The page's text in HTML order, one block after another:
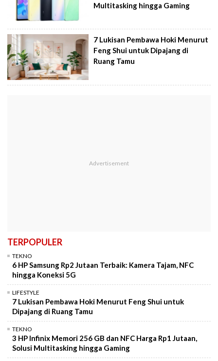
Multitasking hingga Gaming
7 Lukisan Pembawa Hoki Menurut
Feng Shui untuk Dipajang di
Ruang Tamu
TERPOPULER
TEKNO
6 HP Samsung Rp2 Jutaan Terbaik: Kamera Tajam, NFC
hingga Koneksi 5G
LIFESTYLE
7 Lukisan Pembawa Hoki Menurut Feng Shui untuk
Dipajang di Ruang Tamu
TEKNO
3 HP Infinix Memori 256 GB dan NFC Harga Rp1 Jutaan,
Solusi Multitasking hingga Gaming